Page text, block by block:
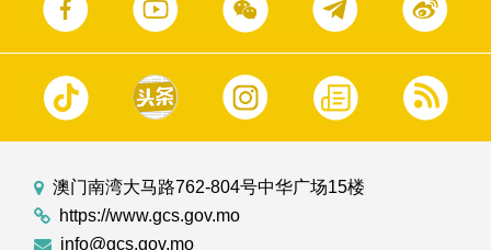
澳门南湾大马路762-804号中华广场15楼
https://www.gcs.gov.mo
info@gcs.gov.mo